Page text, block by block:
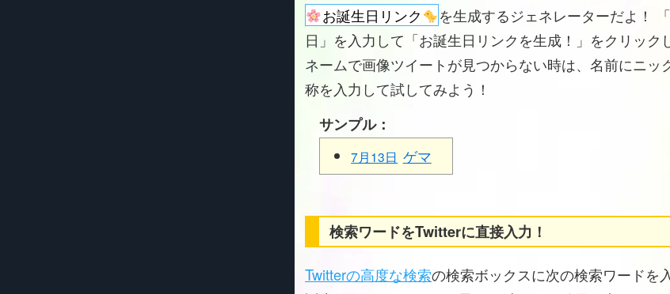
お誕生日リンク
を生成するジェネレーターだよ！
日」を入力して「お誕生日リンクを生成！」をクリック
ネームで画像ツイートが見つからない時は、名前にニッ
称を入力して試してみよう！
サンプル：
7月13日 ゲマ
検索ワードをTwitterに直接入力！
Twitterの高度な検索の検索ボックスに次の検索ワードを